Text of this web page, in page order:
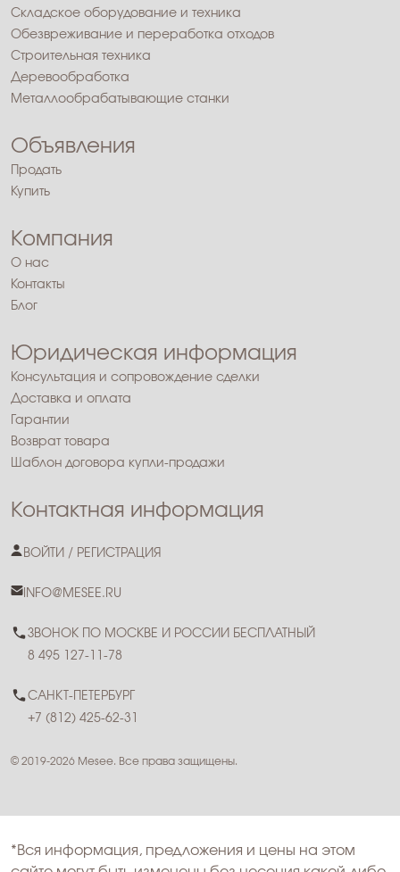
Складское оборудование и техника
Обезвреживание и переработка отходов
Строительная техника
Деревообработка
Металлообрабатывающие станки
Объявления
Продать
Купить
Компания
О нас
Контакты
Блог
Юридическая информация
Консультация и сопровождение сделки
Доставка и оплата
Гарантии
Возврат товара
Шаблон договора купли-продажи
Контактная информация
ВОЙТИ / РЕГИСТРАЦИЯ
INFO@MESEE.RU
ЗВОНОК ПО МОСКВЕ И РОССИИ БЕСПЛАТНЫЙ
8 495 127-11-78
САНКТ-ПЕТЕРБУРГ
+7 (812) 425-62-31
© 2019-2026 Mesee. Все права защищены.
*Вся информация, предложения и цены на этом